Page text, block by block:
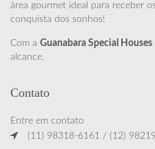
área gourmet ideal para receber
conquista dos sonhos!
Com a Guanabara Special Houses
alcance.
Contato
Entre em contato
(11) 98318-6161 / (12)